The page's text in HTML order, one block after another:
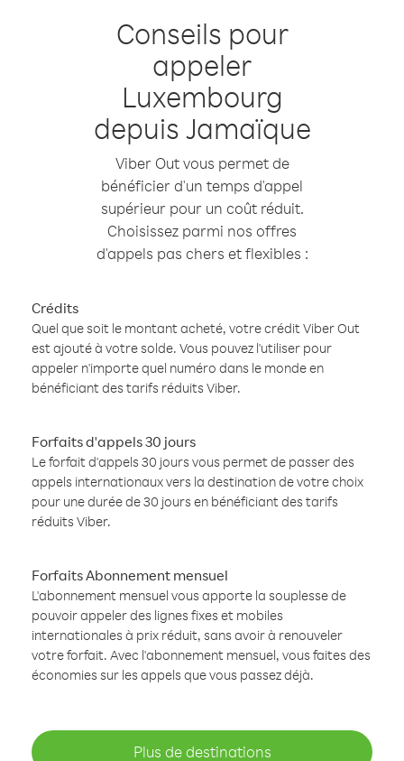
Conseils pour
appeler
Luxembourg
depuis Jamaïque
Viber Out vous permet de
bénéficier d'un temps d'appel
supérieur pour un coût réduit.
Choisissez parmi nos offres
d'appels pas chers et flexibles :
Crédits
Quel que soit le montant acheté, votre crédit Viber Out
est ajouté à votre solde. Vous pouvez l'utiliser pour
appeler n'importe quel numéro dans le monde en
bénéficiant des tarifs réduits Viber.
Forfaits d'appels 30 jours
Le forfait d'appels 30 jours vous permet de passer des
appels internationaux vers la destination de votre choix
pour une durée de 30 jours en bénéficiant des tarifs
réduits Viber.
Forfaits Abonnement mensuel
L'abonnement mensuel vous apporte la souplesse de
pouvoir appeler des lignes fixes et mobiles
internationales à prix réduit, sans avoir à renouveler
votre forfait. Avec l'abonnement mensuel, vous faites des
économies sur les appels que vous passez déjà.
Plus de destinations